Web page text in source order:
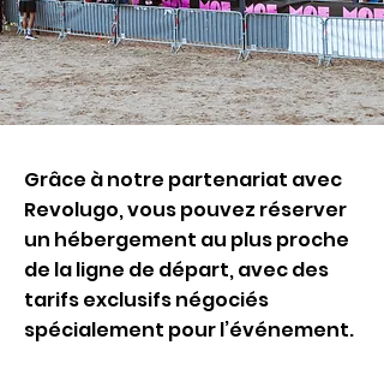
Grâce à notre partenariat avec
Revolugo, vous pouvez réserver
un hébergement au plus proche
de la ligne de départ, avec des
tarifs exclusifs négociés
spécialement pour l’événement.